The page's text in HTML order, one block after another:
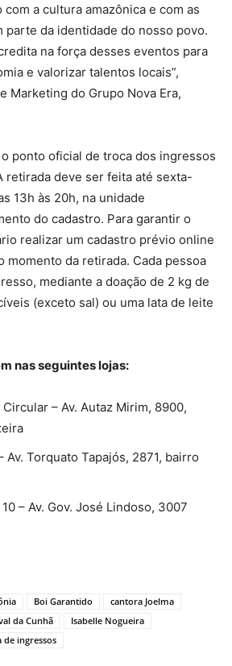
a cultura amazônica e com as
parte da identidade do nosso povo.
na força desses eventos para
e valorizar talentos locais”,
Marketing do Grupo Nova Era,
o ponto oficial de troca dos ingressos
retirada deve ser feita até sexta-
13h às 20h, na unidade
do cadastro. Para garantir o
realizar um cadastro prévio online
momento da retirada. Cada pessoa
mediante a doação de 2 kg de
(exceto sal) ou uma lata de leite
nas seguintes lojas:
Circular – Av. Autaz Mirim, 8900,
Av. Torquato Tapajós, 2871, bairro
– Av. Gov. José Lindoso, 3007
Boi Garantido
cantora Joelma
da Cunhã
Isabelle Nogueira
de ingressos